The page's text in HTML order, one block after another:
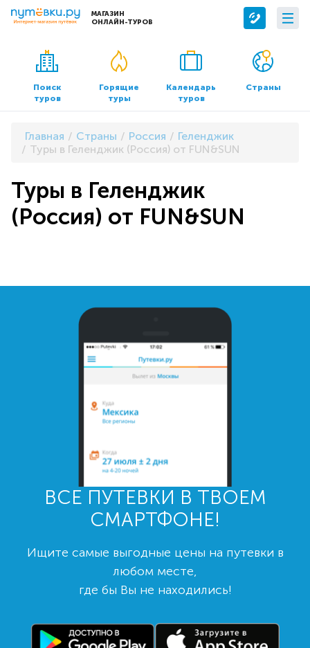
МАГАЗИН
ОНЛАЙН-ТУРОВ
Сервисы
Бронирование отелей
Трансфер
О компании
О нас
Контакты
Документы и реквизиты
Поиск
туров
Горящие
туры
Календарь
туров
Страны
Главная Страны Россия
Геленджик
Туры в Геленджик (Россия) от FUN&SUN
Туры в Геленджик
(Россия) от FUN&SUN
ВСЕ ПУТЕВКИ В ТВОЕМ
СМАРТФОНЕ!
Ищите самые выгодные цены на путевки в
любом месте,
где бы Вы не находились!